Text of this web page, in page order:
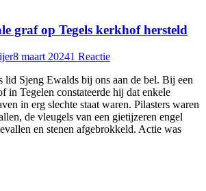
graf op Tegels kerkhof hersteld
8 maart 20241 Reactie
lid Sjeng Ewalds bij ons aan de bel. Bij een
in Tegelen constateerde hij dat enkele
in erg slechte staat waren. Pilasters waren
de vleugels van een gietijzeren engel
en stenen afgebrokkeld. Actie was